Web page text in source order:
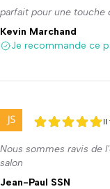
parfait pour une touche
Kevin Marchand
Je recommande ce
5 sur 5
5 sur 5
Il
Nous sommes ravis de
salon
Jean-Paul SSN